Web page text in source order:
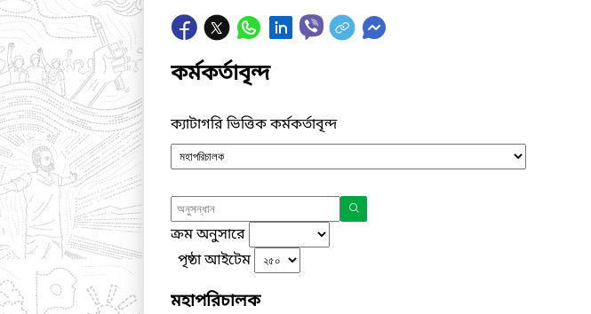
কর্মকর্তাবৃন্দ
ক্যাটাগরি ভিত্তিক কর্মকর্তাবৃন্দ
ক্রম অনুসারে
পৃষ্ঠা আইটেম
মহাপরিচালক